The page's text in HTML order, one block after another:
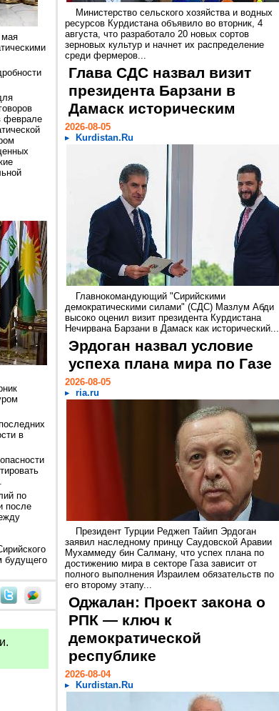
мая
феврале
в
по
после
будущего
Министерство сельского хозяйства и водных
ресурсов Курдистана объявило во вторник, 4
августа, что разработало 20 новых сортов
зерновых культур и начнет их распределение
среди фермеров...
Глава СДС назвал визит
президента Барзани в
Дамаск историческим
2026-08-05
Kurdistan.Ru
Главнокомандующий "Сирийскими
демократическими силами" (СДС) Мазлум Абди
высоко оценил визит президента Курдистана
Нечирвана Барзани в Дамаск как исторический...
Эрдоган назвал условие
успеха плана мира по Газе
2026-08-05
ria.ru
Президент Турции Реджеп Тайип Эрдоган
заявил наследному принцу Саудовской Аравии
Мухаммеду бин Салману, что успех плана по
достижению мира в секторе Газа зависит от
полного выполнения Израилем обязательств по
его второму этапу...
Оджалан: Проект закона о
РПК — ключ к
демократической
республике
2026-08-04
Kurdistan.Ru